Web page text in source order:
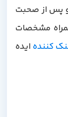
از صحبت
مشخصات
ایده